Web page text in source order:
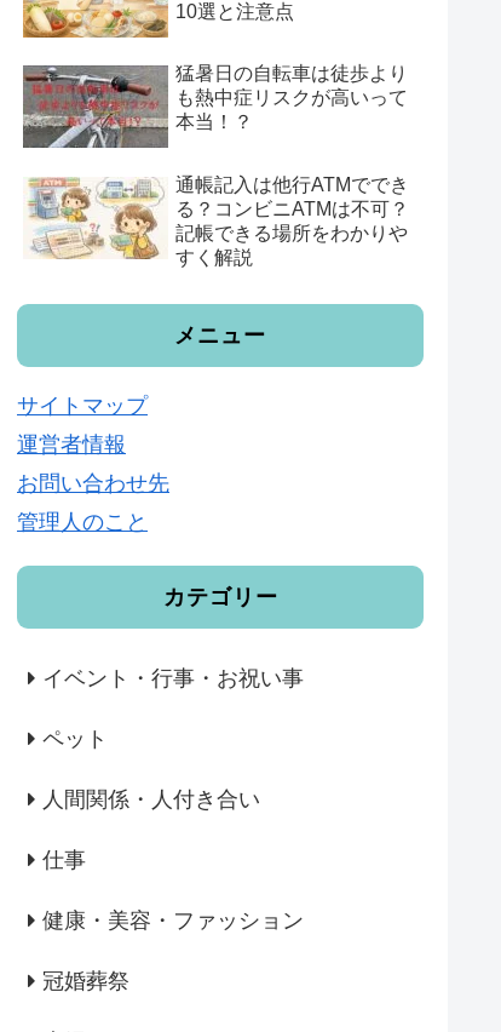
10選と注意点
猛暑日の自転車は徒歩より
も熱中症リスクが高いって
本当！？
通帳記入は他行ATMででき
る？コンビニATMは不可？
記帳できる場所をわかりや
すく解説
メニュー
サイトマップ
運営者情報
お問い合わせ先
管理人のこと
カテゴリー
イベント・行事・お祝い事
ペット
人間関係・人付き合い
仕事
健康・美容・ファッション
冠婚葬祭